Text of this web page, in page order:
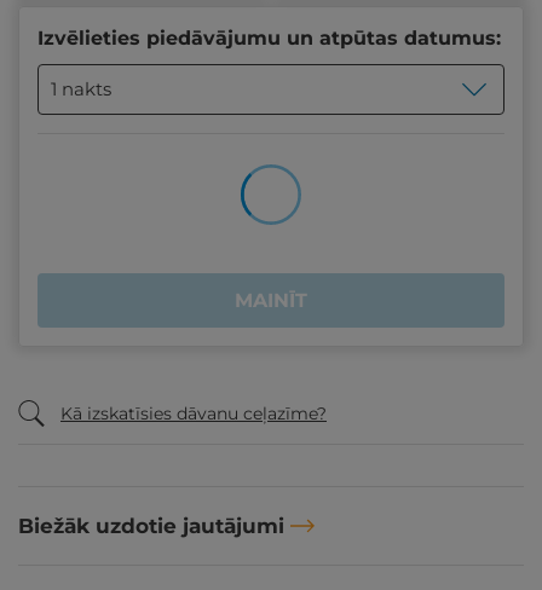
Izvēlieties piedāvājumu un atpūtas datumus:
1 nakts
MAINĪT
Kā izskatīsies dāvanu ceļazīme?
Biežāk uzdotie jautājumi